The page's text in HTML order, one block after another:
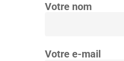
Votre nom
Votre e-mail